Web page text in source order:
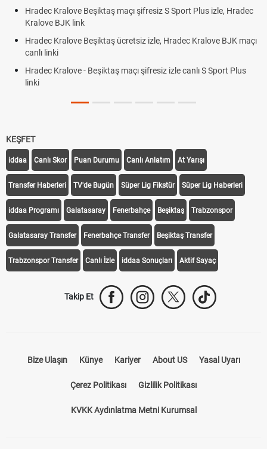
S Sport Plus izle, Hradec
Hradec Kralove BJK maçı
izle canlı S Sport Plus
Trivela Nedir? Trivela Vuruşu Nasıl
Plonjon Nedir? Kalecilikte Plonjon
KEŞFET
iddaa Canlı Skor Puan Durumu Canlı Anlatım At Yarışı
Transfer Haberleri TV'de Bugün Süper Lig Fikstür Süper Lig Haberleri
iddaa Programı Galatasaray Fenerbahçe Beşiktaş Trabzonspor
Galatasaray Transfer Fenerbahçe Transfer Beşiktaş Transfer
Trabzonspor Transfer Canlı İzle iddaa Sonuçları Aktif Sayaç
Takip Et
Bize Ulaşın Künye Kariyer About US Yasal Uyarı
Çerez Politikası Gizlilik Politikası
KVKK Aydınlatma Metni Kurumsal